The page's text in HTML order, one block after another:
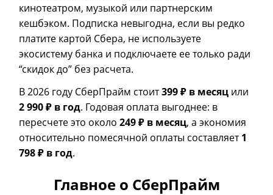
кинотеатром, музыкой или партнерским
кешбэком. Подписка невыгодна, если вы редко
платите картой Сбера, не используете
экосистему банка и подключаете ее только ради
“скидок до” без расчета.
В 2026 году СберПрайм стоит399 ₽ в месяц или
2 990 ₽ в год. Годовая оплата выгоднее: в
пересчете это около249 ₽ в месяц, а экономия
относительно помесячной оплаты составляет1
798 ₽ в год.
Главное о СберПрайм